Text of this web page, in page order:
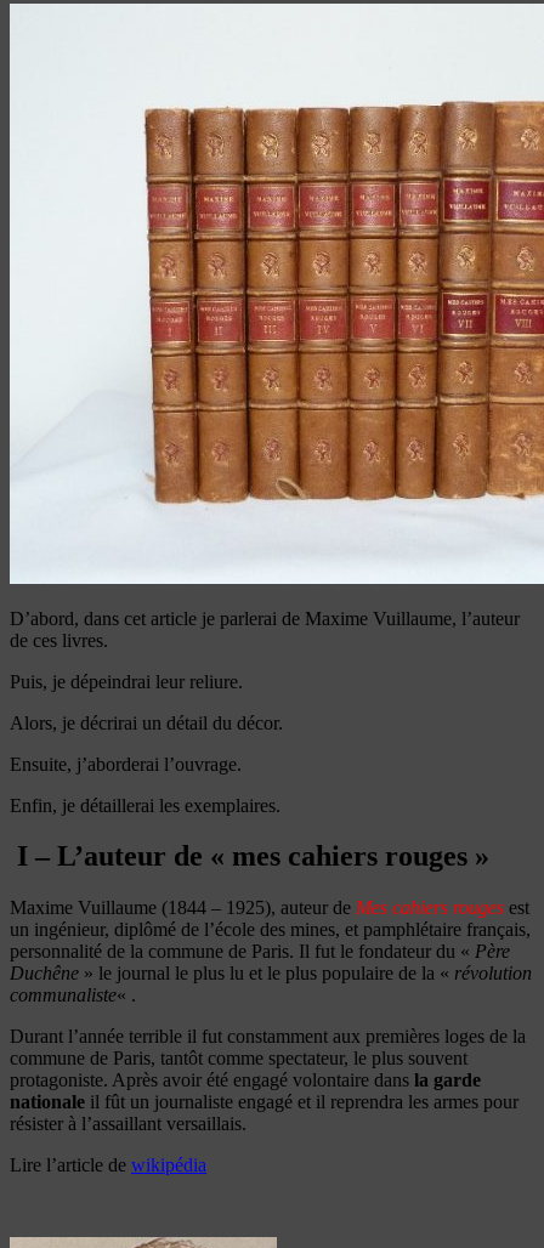
D’abord, dans cet article je parlerai de Maxime Vuillaume, l’auteur
de ces livres.
Puis, je dépeindrai leur reliure.
Alors, je décrirai un détail du décor.
Ensuite, j’aborderai l’ouvrage.
Enfin, je détaillerai les exemplaires.
I – L’auteur de « mes cahiers rouges »
Maxime Vuillaume (1844 – 1925), auteur de Mes cahiers rouges est
un ingénieur, diplômé de l’école des mines, et pamphlétaire français,
personnalité de la commune de Paris. Il fut le fondateur du « Père
Duchêne » le journal le plus lu et le plus populaire de la « révolution
communaliste« .
Durant l’année terrible il fut constamment aux premières loges de la
commune de Paris, tantôt comme spectateur, le plus souvent
protagoniste. Après avoir été engagé volontaire dans la garde
nationale il fût un journaliste engagé et il reprendra les armes pour
résister à l’assaillant versaillais.
Lire l’article de wikipédia